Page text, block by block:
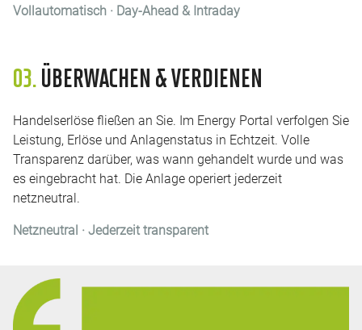
Vollautomatisch · Day-Ahead & Intraday
03.ÜBERWACHEN & VERDIENEN
Handelserlöse fließen an Sie. Im Energy Portal verfolgen Sie
Leistung, Erlöse und Anlagenstatus in Echtzeit. Volle
Transparenz darüber, was wann gehandelt wurde und was
es eingebracht hat. Die Anlage operiert jederzeit
netzneutral.
Netzneutral · Jederzeit transparent